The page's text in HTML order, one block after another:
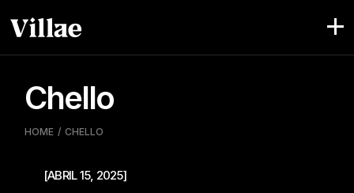
to
the
Chello
HOME CHELLO
[ABRIL 15, 2025]